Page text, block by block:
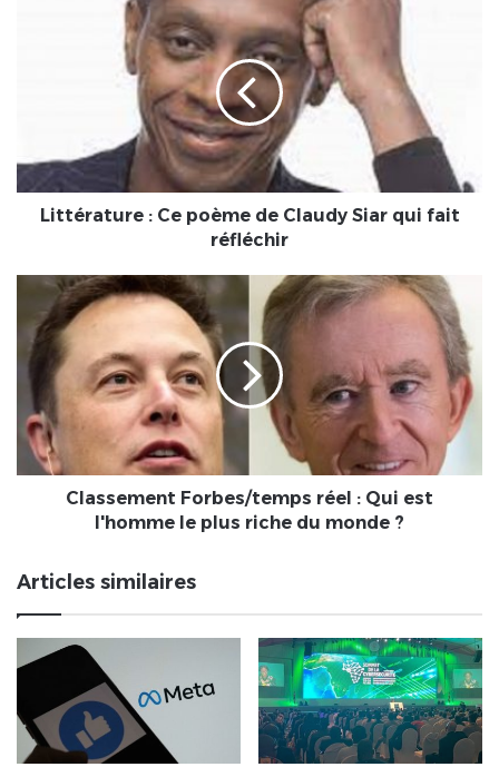
qui
fait
réfléchirLittérature : Ce poème de Claudy Siar qui fait
réfléchir
Classement
Forbes/temps
réel
l'homme
plus
Classement Forbes/temps réel : Qui est
l'homme le plus riche du monde ?
Articles similaires